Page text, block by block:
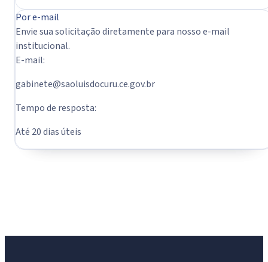
Por e-mail
Envie sua solicitação diretamente para nosso e-mail
institucional.
E-mail:
gabinete@saoluisdocuru.ce.gov.br
Tempo de resposta:
Até 20 dias úteis